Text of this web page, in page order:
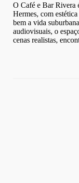
O Café e Bar Rivera
Hermes, com
bem a vida
audiovisuais, o
cenas realistas,